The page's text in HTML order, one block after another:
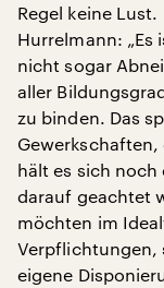
Regel keine Lust.
Hurrelmann: „Es
nicht sogar
aller
zu binden. Das
hält es sich noch
darauf geachtet
möchten im
Verpflichtungen,
eigene